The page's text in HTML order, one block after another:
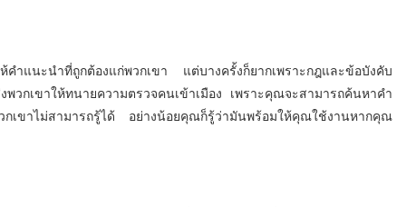
ำแนะนำที่ถูกต้องแก่พวกเขา แต่บางครั้งก็ยากเพราะกฎและข้อบังคับ
วกเขาให้ทนายความตรวจคนเข้าเมือง เพราะคุณจะสามารถค้นหาคำ
เขาไม่สามารถรู้ได้ อย่างน้อยคุณก็รู้ว่ามันพร้อมให้คุณใช้งานหากคุณ